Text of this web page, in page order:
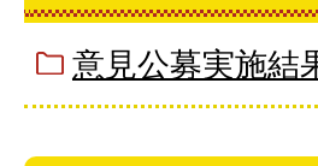
意見公募実施結